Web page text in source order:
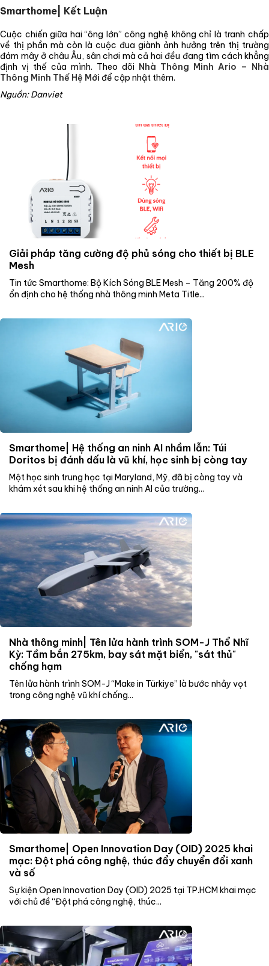
Smarthome| Kết Luận
Cuộc chiến giữa hai “ông lớn” công nghệ không chỉ là tranh chấp
về thị phần mà còn là cuộc đua giành ảnh hưởng trên thị trường
đám mây ở châu Âu, sân chơi mà cả hai đều đang tìm cách khẳng
định vị thế của mình. Theo dõi Nhà Thông Minh Ario – Nhà
Thông Minh Thế Hệ Mới để cập nhật thêm.
Nguồn: Danviet
Giải pháp tăng cường độ phủ sóng cho thiết bị BLE
Mesh
Tin tức Smarthome: Bộ Kích Sóng BLE Mesh – Tăng 200% độ
ổn định cho hệ thống nhà thông minh Meta Title...
Smarthome| Hệ thống an ninh AI nhầm lẫn: Túi
Doritos bị đánh dấu là vũ khí, học sinh bị còng tay
Một học sinh trung học tại Maryland, Mỹ, đã bị còng tay và
khám xét sau khi hệ thống an ninh AI của trường...
Nhà thông minh| Tên lửa hành trình SOM-J Thổ Nhĩ
Kỳ: Tầm bắn 275km, bay sát mặt biển, "sát thủ"
chống hạm
Tên lửa hành trình SOM-J “Make in Türkiye” là bước nhảy vọt
trong công nghệ vũ khí chống...
Smarthome| Open Innovation Day (OID) 2025 khai
mạc: Đột phá công nghệ, thúc đẩy chuyển đổi xanh
và số
Sự kiện Open Innovation Day (OID) 2025 tại TP.HCM khai mạc
với chủ đề “Đột phá công nghệ, thúc...